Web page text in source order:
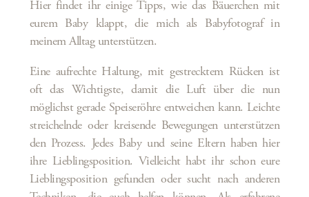
Hier findet ihr einige Tipps, wie das Bäuerchen mit
eurem Baby klappt, die mich als Babyfotograf in
meinem Alltag unterstützen.
Eine aufrechte Haltung, mit gestrecktem Rücken ist
oft das Wichtigste, damit die Luft über die nun
möglichst gerade Speiseröhre entweichen kann. Leichte
streichelnde oder kreisende Bewegungen unterstützen
den Prozess. Jedes Baby und seine Eltern haben hier
ihre Lieblingsposition. Vielleicht habt ihr schon eure
Lieblingsposition gefunden oder sucht nach anderen